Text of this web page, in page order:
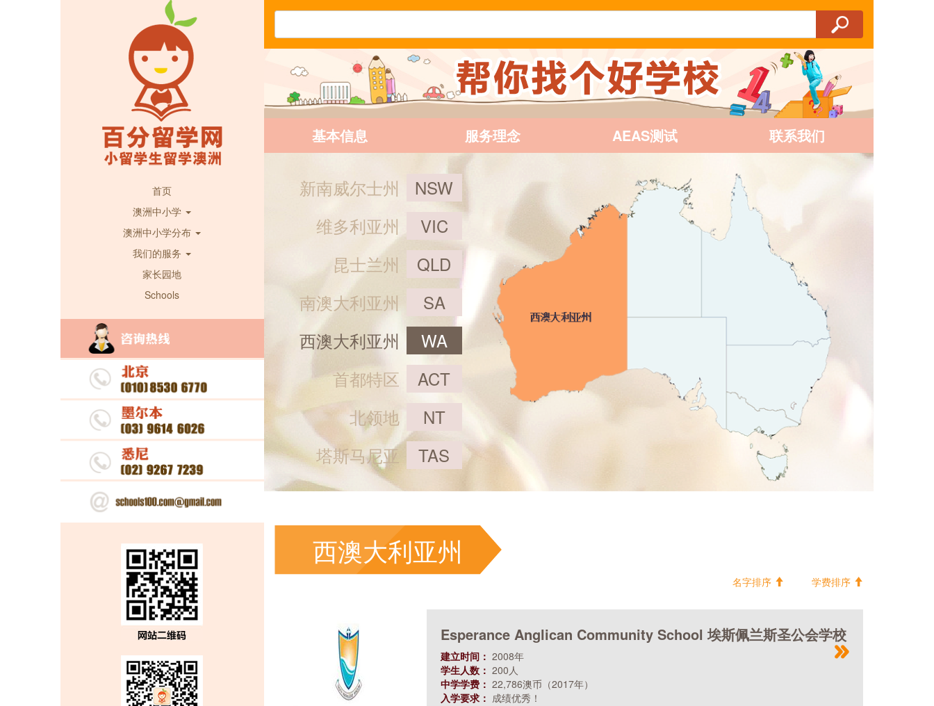
首页
澳洲中小学
澳洲中小学分布
我们的服务
家长园地
Schools
基本信息 服务理念 AEAS测试 联系我们
新南威尔士州
NSW
维多利亚州
VIC
昆士兰州
QLD
南澳大利亚州
SA
西澳大利亚州
WA
首都特区
ACT
北领地
NT
塔斯马尼亚
TAS
西澳大利亚州
学费排序
名字排序
Esperance Anglican Community School 埃斯佩兰斯圣公会学校
建立时间： 2008年
学生人数： 200人
中学学费： 22,786澳币（2017年）
入学要求： 成绩优秀！